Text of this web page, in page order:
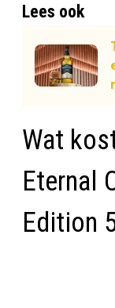
Lees ook
Wat
Eternal
Edition